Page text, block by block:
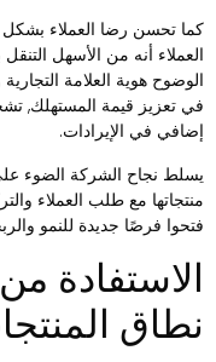
تحسن رضا العملاء بشكل
أنه من الأسهل التنقل
هوية العلامة التجارية
تعزيز قيمة المستهلك,
في الإيرادات.
نجاح الشركة الضوء على
مع طلب العملاء
فرصًا جديدة للنمو